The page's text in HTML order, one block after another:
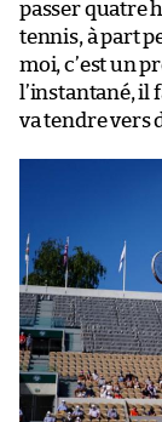
passer quatre
tennis, à part
moi, c’est un
l’instantané, il
va tendre vers